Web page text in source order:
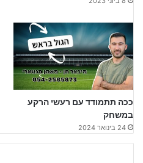
ככה תתמודד עם רעשי הרקע
במשחק
24 בינואר 2024